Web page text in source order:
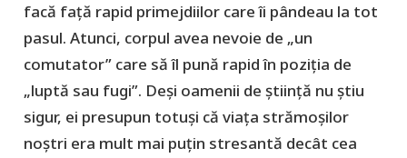
facă față rapid primejdiilor care îi pândeau la tot
pasul. Atunci, corpul avea nevoie de „un
comutator” care să îl pună rapid în poziția de
„luptă sau fugi”. Deși oamenii de știință nu știu
sigur, ei presupun totuși că viața strămoșilor
noștri era mult mai puțin stresantă decât cea